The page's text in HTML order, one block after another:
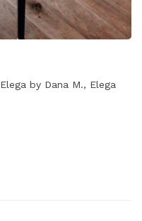
Elega by Dana M., Elega